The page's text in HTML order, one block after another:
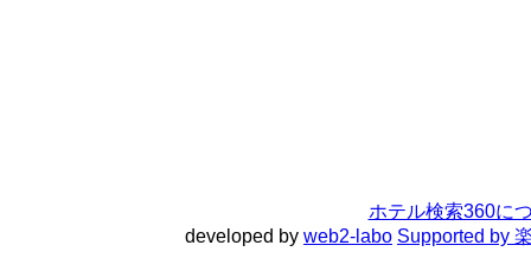
ホテル検索360に
developed by web2-labo Supported by